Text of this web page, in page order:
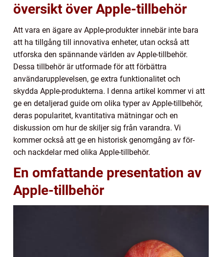
översikt över Apple-tillbehör
Att vara en ägare av Apple-produkter innebär inte bara
att ha tillgång till innovativa enheter, utan också att
utforska den spännande världen av Apple-tillbehör.
Dessa tillbehör är utformade för att förbättra
användarupplevelsen, ge extra funktionalitet och
skydda Apple-produkterna. I denna artikel kommer vi att
ge en detaljerad guide om olika typer av Apple-tillbehör,
deras popularitet, kvantitativa mätningar och en
diskussion om hur de skiljer sig från varandra. Vi
kommer också att ge en historisk genomgång av för-
och nackdelar med olika Apple-tillbehör.
En omfattande presentation av
Apple-tillbehör